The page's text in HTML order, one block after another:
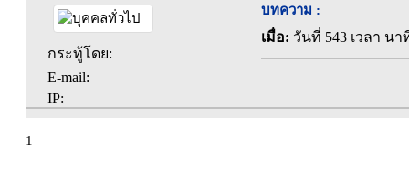
กระทู้โดย:
E-mail:
IP:
บทความ :
เมื่อ: วันที่ 543 เวลา นา
1